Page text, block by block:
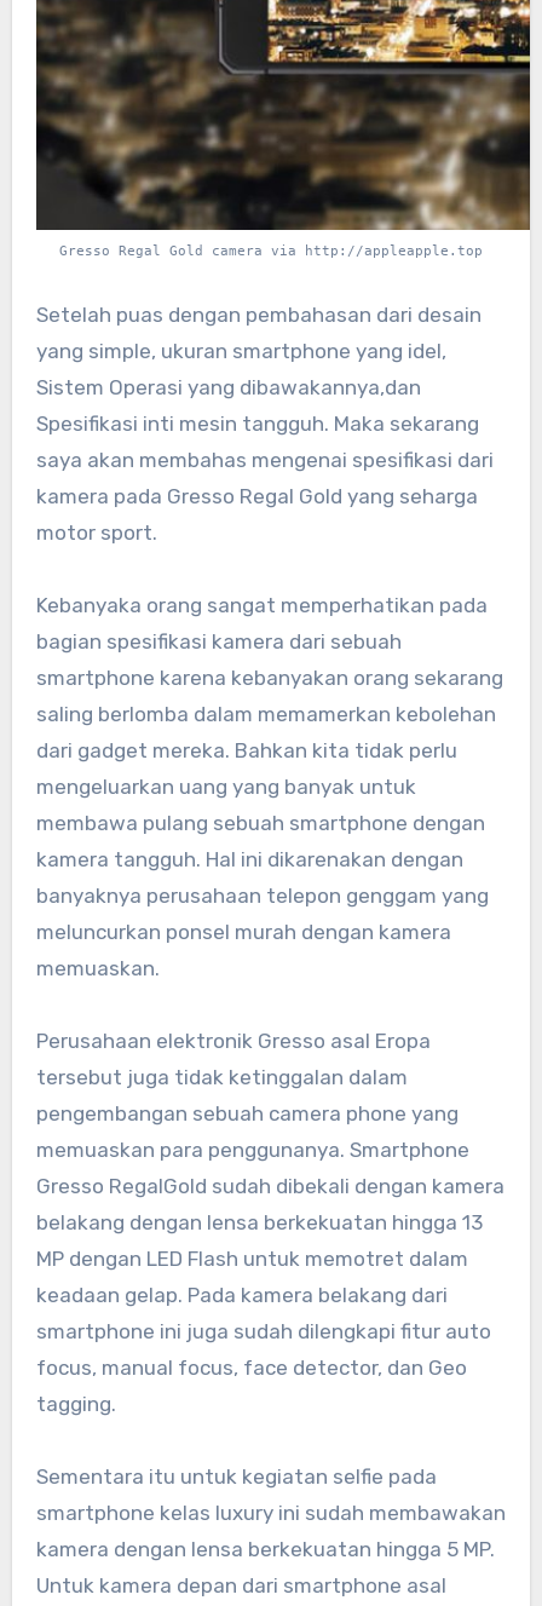
Gresso Regal Gold camera via http://appleapple.top
Setelah puas dengan pembahasan dari desain
yang simple, ukuran smartphone yang idel,
Sistem Operasi yang dibawakannya,dan
Spesifikasi inti mesin tangguh. Maka sekarang
saya akan membahas mengenai spesifikasi dari
kamera pada Gresso Regal Gold yang seharga
motor sport.
Kebanyaka orang sangat memperhatikan pada
bagian spesifikasi kamera dari sebuah
smartphone karena kebanyakan orang sekarang
saling berlomba dalam memamerkan kebolehan
dari gadget mereka. Bahkan kita tidak perlu
mengeluarkan uang yang banyak untuk
membawa pulang sebuah smartphone dengan
kamera tangguh. Hal ini dikarenakan dengan
banyaknya perusahaan telepon genggam yang
meluncurkan ponsel murah dengan kamera
memuaskan.
Perusahaan elektronik Gresso asal Eropa
tersebut juga tidak ketinggalan dalam
pengembangan sebuah camera phone yang
memuaskan para penggunanya. Smartphone
Gresso RegalGold sudah dibekali dengan kamera
belakang dengan lensa berkekuatan hingga 13
MP dengan LED Flash untuk memotret dalam
keadaan gelap. Pada kamera belakang dari
smartphone ini juga sudah dilengkapi fitur auto
focus, manual focus, face detector, dan Geo
tagging.
Sementara itu untuk kegiatan selfie pada
smartphone kelas luxury ini sudah membawakan
kamera dengan lensa berkekuatan hingga 5 MP.
Untuk kamera depan dari smartphone asal